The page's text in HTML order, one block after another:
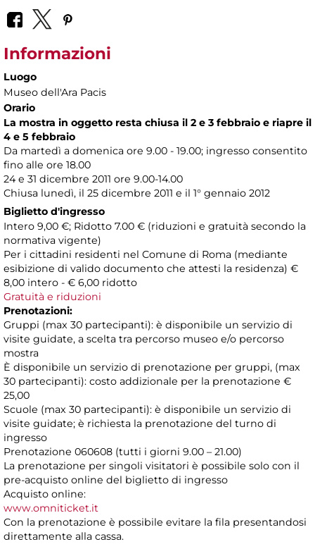
Informazioni
Luogo
Museo dell'Ara Pacis
Orario
La mostra in oggetto resta chiusa il 2 e 3 febbraio e riapre il
4 e 5 febbraio
Da martedì a domenica ore 9.00 - 19.00; ingresso consentito
fino alle ore 18.00
24 e 31 dicembre 2011 ore 9.00-14.00
Chiusa lunedì, il 25 dicembre 2011 e il 1° gennaio 2012
Biglietto d'ingresso
Intero 9,00 €; Ridotto 7.00 € (riduzioni e gratuità secondo la
normativa vigente)
Per i cittadini residenti nel Comune di Roma (mediante
esibizione di valido documento che attesti la residenza) €
8,00 intero - € 6,00 ridotto
Gratuità e riduzioni
Prenotazioni:
Gruppi (max 30 partecipanti): è disponibile un servizio di
visite guidate, a scelta tra percorso museo e/o percorso
mostra
È disponibile un servizio di prenotazione per gruppi, (max
30 partecipanti): costo addizionale per la prenotazione €
25,00
Scuole (max 30 partecipanti): è disponibile un servizio di
visite guidate; è richiesta la prenotazione del turno di
ingresso
Prenotazione 060608 (tutti i giorni 9.00 – 21.00)
La prenotazione per singoli visitatori è possibile solo con il
pre-acquisto online del biglietto di ingresso
Acquisto online:
www.omniticket.it
Con la prenotazione è possibile evitare la fila presentandosi
direttamente alla cassa.